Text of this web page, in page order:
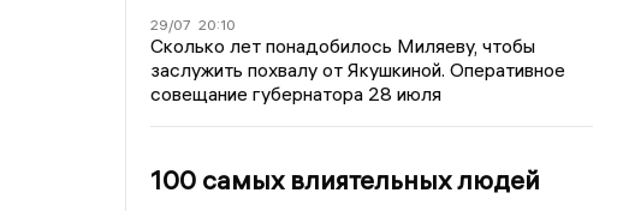
29/07 20:10
Сколько лет понадобилось Миляеву, чтобы
заслужить похвалу от Якушкиной. Оперативное
совещание губернатора 28 июля
100 самых влиятельных людей